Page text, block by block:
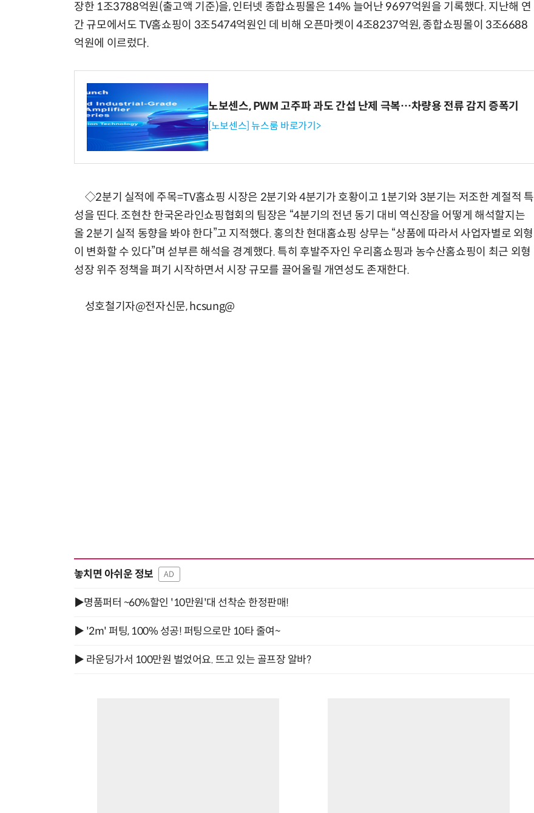
장한 1조3788억원(출고액 기준)을, 인터넷 종합쇼핑몰은 14% 늘어난 9697억원을 기록했다. 지난해 연
간 규모에서도 TV홈쇼핑이 3조5474억원인 데 비해 오픈마켓이 4조8237억원, 종합쇼핑몰이 3조6688
억원에 이르렀다.
노보센스, PWM 고주파 과도 간섭 난제 극복…차량용 전류 감지 증폭기
[노보센스] 뉴스룸 바로가기>
◇2분기 실적에 주목=TV홈쇼핑 시장은 2분기와 4분기가 호황이고 1분기와 3분기는 저조한 계절적 특
성을 띤다. 조현찬 한국온라인쇼핑협회의 팀장은 “4분기의 전년 동기 대비 역신장을 어떻게 해석할지는
올 2분기 실적 동향을 봐야 한다”고 지적했다. 홍의찬 현대홈쇼핑 상무는 “상품에 따라서 사업자별로 외형
이 변화할 수 있다”며 섣부른 해석을 경계했다. 특히 후발주자인 우리홈쇼핑과 농수산홈쇼핑이 최근 외형
성장 위주 정책을 펴기 시작하면서 시장 규모를 끌어올릴 개연성도 존재한다.
성호철기자@전자신문, hcsung@
놓치면 아쉬운 정보 AD
▶명품퍼터 ~60%할인 '10만원'대 선착순 한정판매!
▶ '2m' 퍼팅, 100% 성공! 퍼팅으로만 10타 줄여~
▶ 라운딩가서 100만원 벌었어요. 뜨고 있는 골프장 알바?